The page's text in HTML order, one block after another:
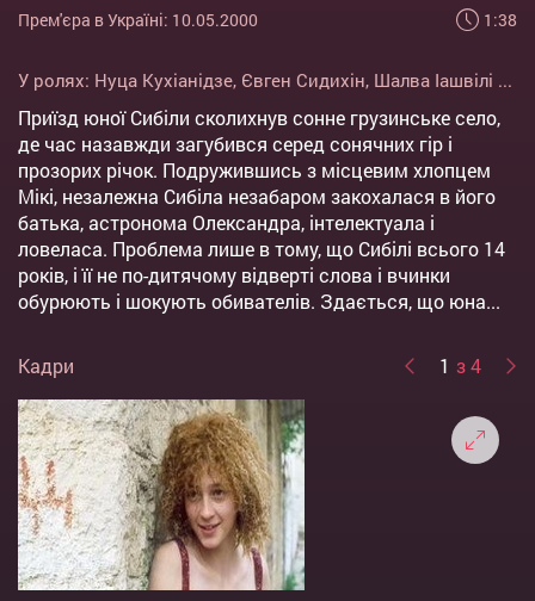
Прем'єра в Україні: 10.05.2000
1:38
У ролях: Нуца Кухіанідзе, Євген Сидихін, Шалва Іашвілі ...
Приїзд юної Сибіли сколихнув сонне грузинське село,
де час назавжди загубився серед сонячних гір і
прозорих річок. Подружившись з місцевим хлопцем
Мікі, незалежна Сибіла незабаром закохалася в його
батька, астронома Олександра, інтелектуала і
ловеласа. Проблема лише в тому, що Сибілі всього 14
років, і її не по-дитячому відверті слова і вчинки
обурюють і шокують обивателів. Здається, що юна...
Кадри 1 з 4